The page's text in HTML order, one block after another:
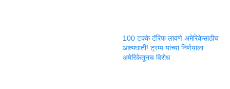
100 टक्के टॅरिफ लावणे अमेरिकेसाठीच
आत्मघाती! ट्रम्प यांच्या निर्णयाला
अमेरिकेतूनच विरोध